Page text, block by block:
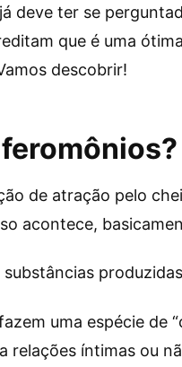
deve ter se
que é uma
descobrir!
de atração pelo
acontece,
uma espécie de
relações íntimas ou